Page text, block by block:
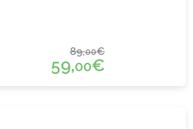
89,00€
59,00€